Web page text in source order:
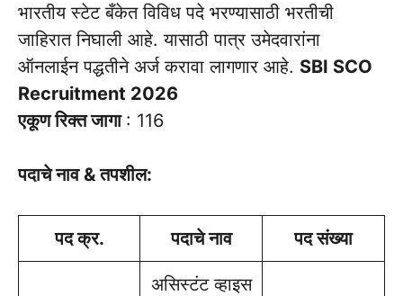
भारतीय स्टेट बँकेत विविध पदे भरण्यासाठी भरतीची
जाहिरात निघाली आहे. यासाठी पात्र उमेदवारांना
ऑनलाईन पद्धतीने अर्ज करावा लागणार आहे. SBI SCO
Recruitment 2026
एकूण रिक्त जागा : 116
पदाचे नाव & तपशील:
पद क्र. पदाचे नाव पद संख्या
असिस्टंट व्हाइस